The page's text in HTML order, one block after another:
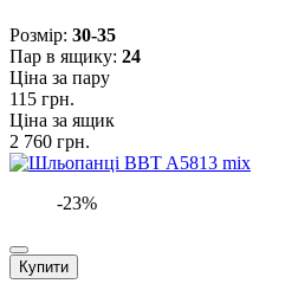
Розмiр: 30-35
Пар в ящику: 24
Ціна за пару
115 грн.
Ціна за ящик
2 760 грн.
-23%
Купити